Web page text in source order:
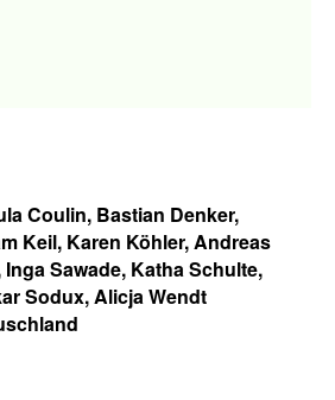
Coulin, Bastian Denker,
Keil, Karen Köhler, Andreas
Sawade, Katha Schulte,
Sodux, Alicja Wendt